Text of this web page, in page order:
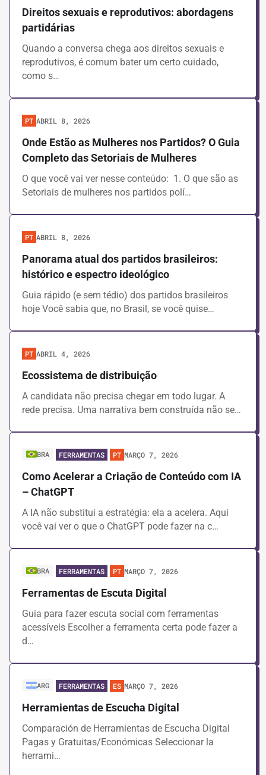
Brasil
Chile
Colombia
Global
México
ÁREAS DE CONHECIMENTO
Gestão de Crises
Gestão de Equipe
Mobilização Territorial
Mulheres e Política
Narrativa e Comunicação
Planejamento Estratégico
Estudos e Pesquisas
Ferramentas
Guias
Videoaulas
Direitos sexuais e reprodutivos: abordagens
partidárias
Quando a conversa chega aos direitos sexuais e
reprodutivos, é comum bater um certo cuidado,
como s…
PT ABRIL 8, 2026
Onde Estão as Mulheres nos Partidos? O Guia
Completo das Setoriais de Mulheres
O que você vai ver nesse conteúdo: 1. O que são as
Setoriais de mulheres nos partidos polí…
PT ABRIL 8, 2026
Panorama atual dos partidos brasileiros:
histórico e espectro ideológico
Guia rápido (e sem tédio) dos partidos brasileiros
hoje Você sabia que, no Brasil, se você quise…
PT ABRIL 4, 2026
Ecossistema de distribuição
A candidata não precisa chegar em todo lugar. A
rede precisa. Uma narrativa bem construída não se…
BRA FERRAMENTAS PT MARÇO 7, 2026
Como Acelerar a Criação de Conteúdo com IA
– ChatGPT
A IA não substitui a estratégia: ela a acelera. Aqui
você vai ver o que o ChatGPT pode fazer na c…
BRA FERRAMENTAS PT MARÇO 7, 2026
Ferramentas de Escuta Digital
Guia para fazer escuta social com ferramentas
acessíveis Escolher a ferramenta certa pode fazer a
d…
ARG FERRAMENTAS ES MARÇO 7, 2026
Herramientas de Escucha Digital
Comparación de Herramientas de Escucha Digital
Pagas y Gratuitas/Económicas Seleccionar la
herrami…